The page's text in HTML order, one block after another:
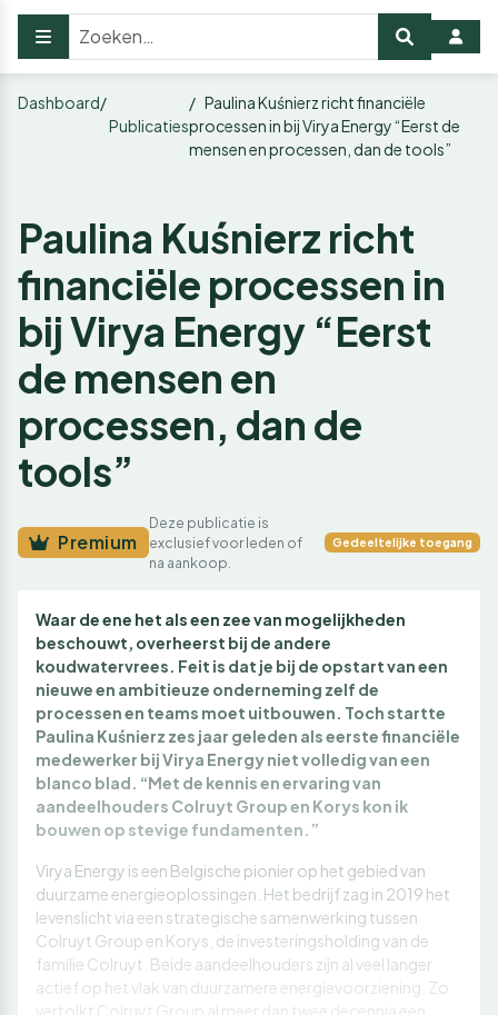
Dashboard
Publicaties
Paulina Kuśnierz richt financiële
processen in bij Virya Energy “Eerst de
mensen en processen, dan de tools”
Paulina Kuśnierz richt
financiële processen in
bij Virya Energy “Eerst
de mensen en
processen, dan de
tools”
Premium
Deze publicatie is
exclusief voor leden of
na aankoop.
Gedeeltelijke toegang
Waar de ene het als een zee van mogelijkheden
beschouwt, overheerst bij de andere
koudwatervrees. Feit is dat je bij de opstart van een
nieuwe en ambitieuze onderneming zelf de
processen en teams moet uitbouwen. Toch startte
Paulina Kuśnierz zes jaar geleden als eerste financiële
medewerker bij Virya Energy niet volledig van een
blanco blad. “Met de kennis en ervaring van
aandeelhouders Colruyt Group en Korys kon ik
bouwen op stevige fundamenten.”
Virya Energy is een Belgische pionier op het gebied van
duurzame energieoplossingen. Het bedrijf zag in 2019 het
levenslicht via een strategische samenwerking tussen
Colruyt Group en Korys, de investeringsholding van de
familie Colruyt. Beide aandeelhouders zijn al veel langer
actief op het vlak van duurzamere energievoorziening. Zo
vertolkt Colruyt Group al meer dan twee decennia een